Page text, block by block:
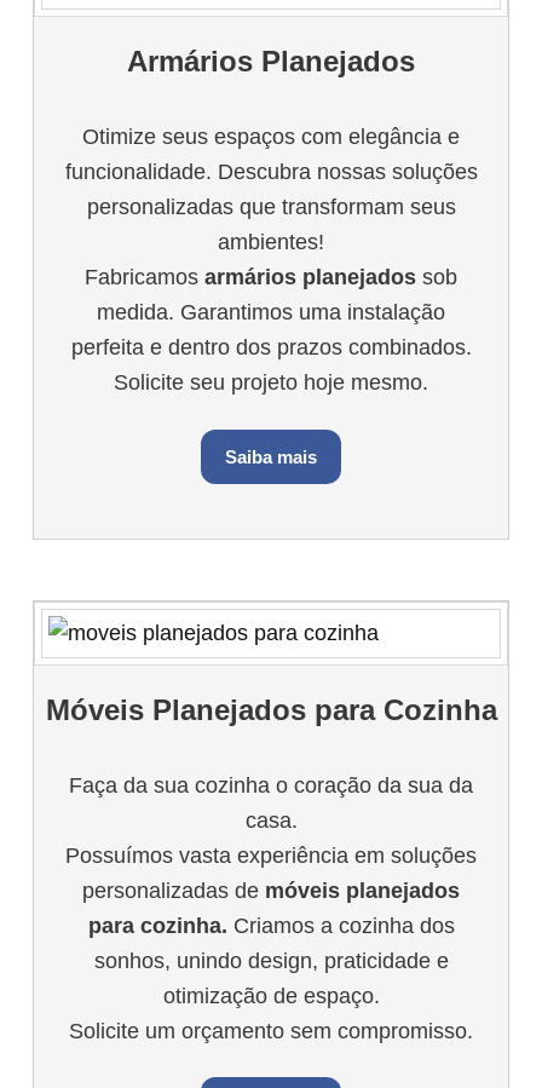
Armários Planejados
Otimize seus espaços com elegância e
funcionalidade. Descubra nossas soluções
personalizadas que transformam seus
ambientes!
Fabricamos armários planejados sob
medida. Garantimos uma instalação
perfeita e dentro dos prazos combinados.
Solicite seu projeto hoje mesmo.
Saiba mais
Móveis Planejados para Cozinha
Faça da sua cozinha o coração da sua da
casa.
Possuímos vasta experiência em soluções
personalizadas de móveis planejados
para cozinha. Criamos a cozinha dos
sonhos, unindo design, praticidade e
otimização de espaço.
Solicite um orçamento sem compromisso.